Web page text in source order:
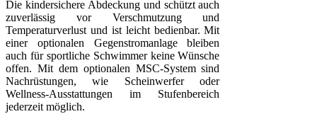
Die kindersichere Abdeckung und schützt auch
zuverlässig vor Verschmutzung und
Temperaturverlust und ist leicht bedienbar. Mit
einer optionalen Gegenstromanlage bleiben
auch für sportliche Schwimmer keine Wünsche
offen. Mit dem optionalen MSC-System sind
Nachrüstungen, wie Scheinwerfer oder
Wellness-Ausstattungen im Stufenbereich
jederzeit möglich.